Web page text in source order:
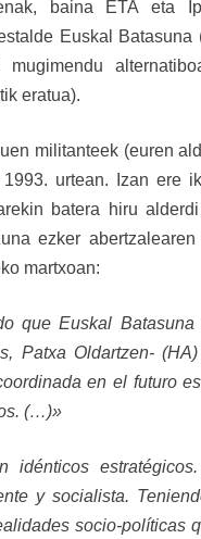
baina ETA eta
Euskal
mugimendu
eratua).
militanteek (euren
urtean. Izan ere
batera hiru
ezker
martxoan:
que Euskal Batasuna
Patxa Oldartzen-
en el futuro
(…)»
idénticos
y socialista.
socio-políticas